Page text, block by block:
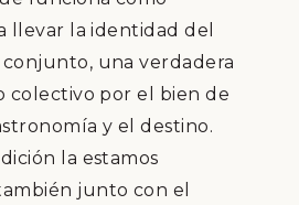
llevar la identidad del
una verdadera
colectivo por el bien de
ía y el destino.
ón la estamos
én junto con el